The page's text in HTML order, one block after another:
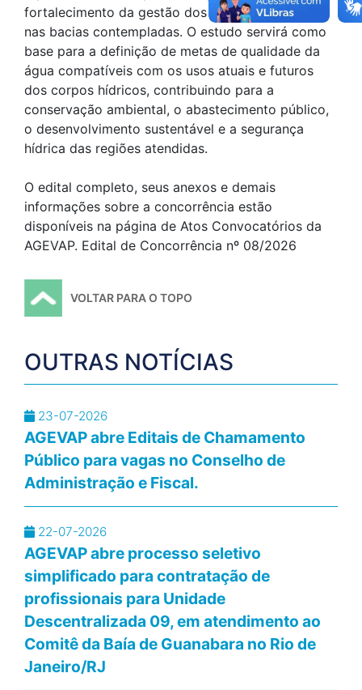
fortalecimento da gestão dos recursos hídricos
nas bacias contempladas. O estudo servirá como
base para a definição de metas de qualidade da
água compatíveis com os usos atuais e futuros
dos corpos hídricos, contribuindo para a
conservação ambiental, o abastecimento público,
o desenvolvimento sustentável e a segurança
hídrica das regiões atendidas.
O edital completo, seus anexos e demais
informações sobre a concorrência estão
disponíveis na página de Atos Convocatórios da
AGEVAP. Edital de Concorrência nº 08/2026
VOLTAR PARA O TOPO
OUTRAS NOTÍCIAS
23-07-2026
AGEVAP abre Editais de Chamamento
Público para vagas no Conselho de
Administração e Fiscal.
22-07-2026
AGEVAP abre processo seletivo
simplificado para contratação de
profissionais para Unidade
Descentralizada 09, em atendimento ao
Comitê da Baía de Guanabara no Rio de
Janeiro/RJ